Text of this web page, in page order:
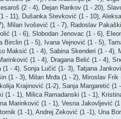
(2 - 4), Dejan Rankov (1 - 20),
- 11), Dušanka Stevković (1 - 10),
Milan Ivošević (1 - 7), Radoslav
(1 - 6), Slobodan Jenovac (1 - 6),
(1 - 5), Ivana Vejnović (1 - 5),
Maksić (1 - 4), Sabina Skenderi (1 -
(1 - 4), Dragana Belić (1 - 4),
- 4), Sonja Lučić (1- 3), Tatjana
(1 - 3), Milan Mrđa (1 - 2), Miroslav
Krajinović (1-2), Sanja Margaretić
(1 - 1), Milica Ramadanski (1 - 1),
Marinković (1 - 1), Vesna Jakovljević
(1 -1), Andrej Zeković (1 -1), Una